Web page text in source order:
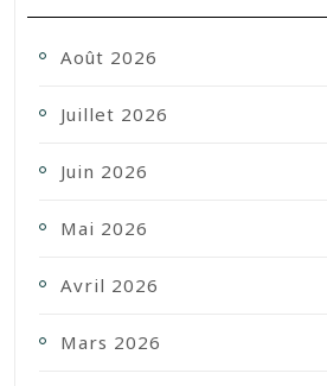
Août 2026
Juillet 2026
Juin 2026
Mai 2026
Avril 2026
Mars 2026